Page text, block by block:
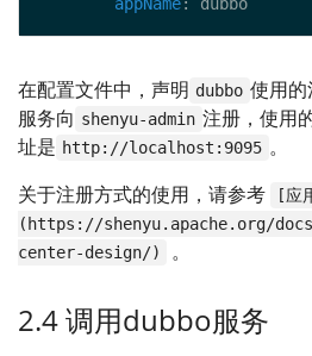
在配置文件中，声明 dubbo 使用的
服务向 shenyu-admin 注册，使用
址是 http://localhost:9095 。
关于注册方式的使用，请参考
[应
(https://shenyu.apache.org/
center-design/)
。
2.4 调用dubbo服务